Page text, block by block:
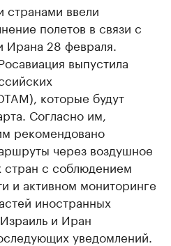
ввели
полетов в связи с
Ирана 28 февраля.
выпустила
которые будут
Согласно им,
рекомендовано
через воздушное
стран с соблюдением
и активном мониторинге
иностранных
и Иран
уведомлений.